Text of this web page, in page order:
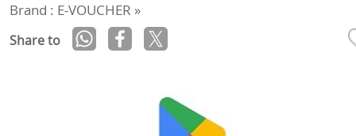
Brand : E-VOUCHER »
Share to